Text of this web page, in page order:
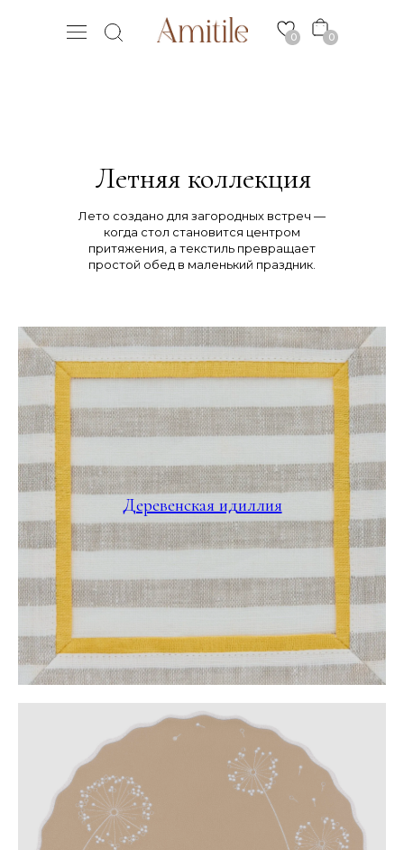
0
0
Лето создано для загородных встреч —
когда стол становится центром
притяжения, а текстиль превращает
простой обед в маленький праздник.
Летняя коллекция
Деревенская идиллия